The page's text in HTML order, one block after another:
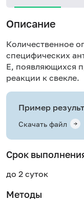
Описание
Количественное
специфических
E, появляющихся
реакции к свекле.
Пример
Скачать файл
Срок
до 2 суток
Методы